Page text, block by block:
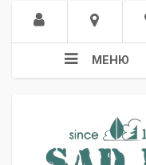
МЕНЮ